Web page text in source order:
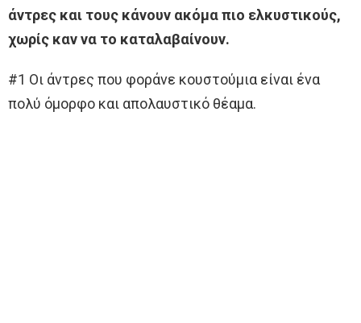
άντρες και τους κάνουν ακόμα πιο ελκυστικούς,
χωρίς καν να το καταλαβαίνουν.
#1 Οι άντρες που φοράνε κουστούμια είναι ένα
πολύ όμορφο και απολαυστικό θέαμα.